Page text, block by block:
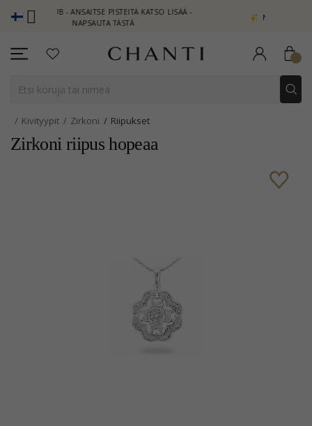
CLUB - ANSAITSE PISTEITÄ KATSO LISÄÄ -
NAPSAUTA TÄSTÄ
NEW COLLECTION |
Kivityypit Zirkoni Riipukset
Zirkoni riipus hopeaa